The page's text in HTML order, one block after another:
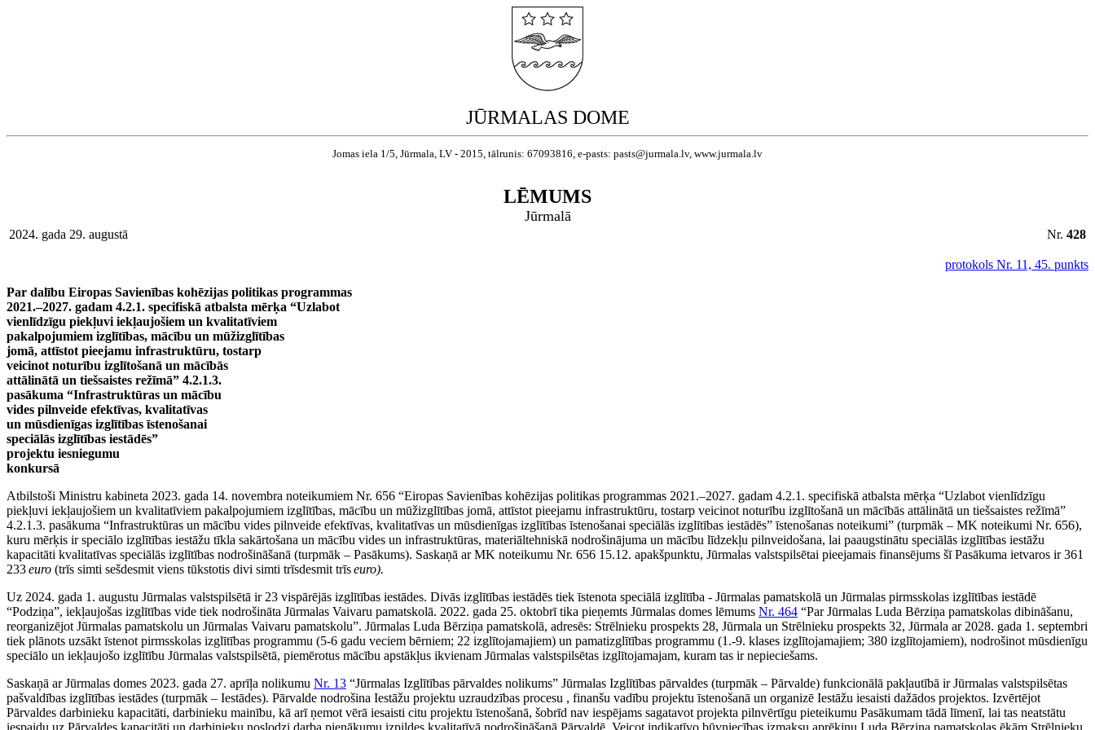
JŪRMALAS DOME
Jomas iela 1/5, Jūrmala, LV - 2015, tālrunis: 67093816, e-pasts: pasts@jurmala.lv, www.jurmala.lv
LĒMUMS
Jūrmalā
2024. gada 29. augustā Nr. 428
protokols Nr. 11, 45. punkts
Par dalību Eiropas Savienības kohēzijas politikas programmas
2021.–2027. gadam 4.2.1. specifiskā atbalsta mērķa “Uzlabot
vienlīdzīgu piekļuvi iekļaujošiem un kvalitatīviem
pakalpojumiem izglītības, mācību un mūžizglītības
jomā, attīstot pieejamu infrastruktūru, tostarp
veicinot noturību izglītošanā un mācībās
attālinātā un tiešsaistes režīmā” 4.2.1.3.
pasākuma “Infrastruktūras un mācību
vides pilnveide efektīvas, kvalitatīvas
un mūsdienīgas izglītības īstenošanai
speciālās izglītības iestādēs”
projektu iesniegumu
konkursā
Atbilstoši Ministru kabineta 2023. gada 14. novembra noteikumiem Nr. 656 “Eiropas Savienības kohēzijas politikas programmas 2021.–2027. gadam 4.2.1. specifiskā atbalsta mērķa “Uzlabot vienlīdzīgu
piekļuvi iekļaujošiem un kvalitatīviem pakalpojumiem izglītības, mācību un mūžizglītības jomā, attīstot pieejamu infrastruktūru, tostarp veicinot noturību izglītošanā un mācībās attālinātā un tiešsaistes režīmā”
4.2.1.3. pasākuma “Infrastruktūras un mācību vides pilnveide efektīvas, kvalitatīvas un mūsdienīgas izglītības īstenošanai speciālās izglītības iestādēs” īstenošanas noteikumi” (turpmāk – MK noteikumi Nr. 656),
kuru mērķis ir speciālo izglītības iestāžu tīkla sakārtošana un mācību vides un infrastruktūras, materiāltehniskā nodrošinājuma un mācību līdzekļu pilnveidošana, lai paaugstinātu speciālās izglītības iestāžu
kapacitāti kvalitatīvas speciālās izglītības nodrošināšanā (turpmāk – Pasākums). Saskaņā ar MK noteikumu Nr. 656 15.12. apakšpunktu, Jūrmalas valstspilsētai pieejamais finansējums šī Pasākuma ietvaros ir 361
233euro (trīs simti sešdesmit viens tūkstotis divi simti trīsdesmit trīseuro).
Uz 2024. gada 1. augustu Jūrmalas valstspilsētā ir 23 vispārējās izglītības iestādes. Divās izglītības iestādēs tiek īstenota speciālā izglītība - Jūrmalas pamatskolā un Jūrmalas pirmsskolas izglītības iestādē
“Podziņa”, iekļaujošas izglītības vide tiek nodrošināta Jūrmalas Vaivaru pamatskolā. 2022. gada 25. oktobrī tika pieņemts Jūrmalas domes lēmums Nr. 464 “Par Jūrmalas Luda Bērziņa pamatskolas dibināšanu,
reorganizējot Jūrmalas pamatskolu un Jūrmalas Vaivaru pamatskolu”. Jūrmalas Luda Bērziņa pamatskolā, adresēs: Strēlnieku prospekts 28, Jūrmala un Strēlnieku prospekts 32, Jūrmala ar 2028. gada 1. septembri
tiek plānots uzsākt īstenot pirmsskolas izglītības programmu (5-6 gadu veciem bērniem; 22 izglītojamajiem) un pamatizglītības programmu (1.-9. klases izglītojamajiem; 380 izglītojamiem), nodrošinot mūsdienīgu
speciālo un iekļaujošo izglītību Jūrmalas valstspilsētā, piemērotus mācību apstākļus ikvienam Jūrmalas valstspilsētas izglītojamajam, kuram tas ir nepieciešams.
Saskaņā ar Jūrmalas domes 2023. gada 27. aprīļa nolikumu Nr. 13 “Jūrmalas Izglītības pārvaldes nolikums” Jūrmalas Izglītības pārvaldes (turpmāk – Pārvalde) funkcionālā pakļautībā ir Jūrmalas valstspilsētas
pašvaldības izglītības iestādes (turpmāk – Iestādes). Pārvalde nodrošina Iestāžu projektu uzraudzības procesu , finanšu vadību projektu īstenošanā un organizē Iestāžu iesaisti dažādos projektos. Izvērtējot
Pārvaldes darbinieku kapacitāti, darbinieku mainību, kā arī ņemot vērā iesaisti citu projektu īstenošanā, šobrīd nav iespējams sagatavot projekta pilnvērtīgu pieteikumu Pasākumam tādā līmenī, lai tas neatstātu
iespaidu uz Pārvaldes kapacitāti un darbinieku noslodzi darba pienākumu izpildes kvalitatīvā nodrošināšanā Pārvaldē. Veicot indikatīvo būvniecības izmaksu aprēķinu Luda Bērziņa pamatskolas ēkām Strēlnieku